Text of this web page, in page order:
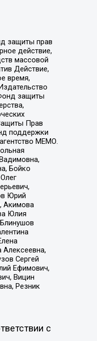
защиты прав
действие,
массовой
Действие,
время,
защиты
Прав
поддержки
МЕМО.
Бойко
Юрий
Акимова
Юлия
Алексеевна,
Сергей
Ефимович,
Вицин
Резник
с